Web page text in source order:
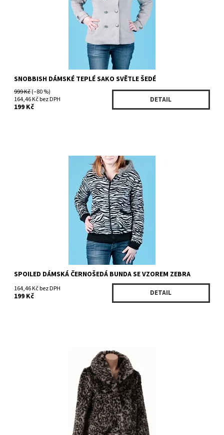
SNOBBISH DÁMSKÉ TEPLÉ SAKO SVĚTLE ŠEDÉ
999 Kč(–80 %)
164,46 Kč bez DPH
199 Kč
DETAIL
Skladem 1 ks
D1254C3250
Spoiled
SPOILED DÁMSKÁ ČERNOŠEDÁ BUNDA SE VZOREM ZEBRA
164,46 Kč bez DPH
199 Kč DETAIL
Skladem 1 ks
IGJ815BKGE
TOSKA